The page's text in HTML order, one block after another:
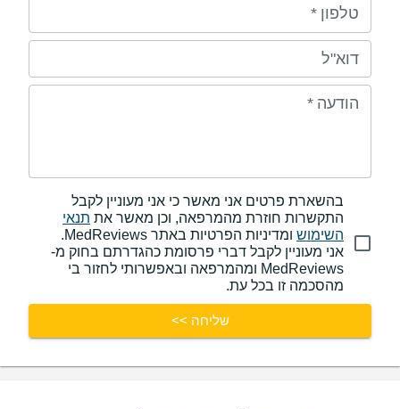
טלפון *
דוא"ל
הודעה *
בהשארת פרטים אני מאשר כי אני מעוניין לקבל
התקשרות חוזרת מהמרפאה, וכן מאשר את תנאי
השימוש
ומדיניות הפרטיות באתר MedReviews.
אני מעוניין לקבל דברי פרסומת כהגדרתם בחוק מ-
MedReviews ומהמרפאה ובאפשרותי לחזור בי
מהסכמה זו בכל עת.
שליחה >>